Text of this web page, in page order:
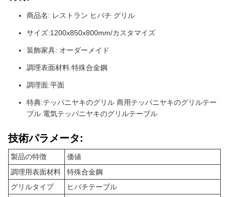
商品名: レストラン ヒバチ グリル
サイズ:1200x850x800mm/カスタマイズ
装飾家具: オーダーメイド
調理表面材料:特殊合金鋼
調理面:平面
特典:テッパニヤキのグリル 商用テッパニヤキのグリルテー
ブル 電気テッパニヤキのグリルテーブル
技術パラメータ:
製品の特徴
価値
調理用表面材料
特殊合金鋼
グリルタイプ
ヒバチテーブル